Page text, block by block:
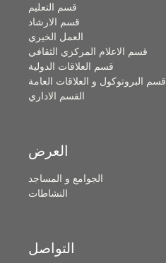
قسم التعليم
قسم الارشاد
العمل الخيري
قسم الاعلام المركزي الثقافي
قسم العلاقات الدولية
قسم البروتوكول و العلاقات العامة
القسم الاداري
العرض
الجوامع و المساجد
النشاطات
التواصل